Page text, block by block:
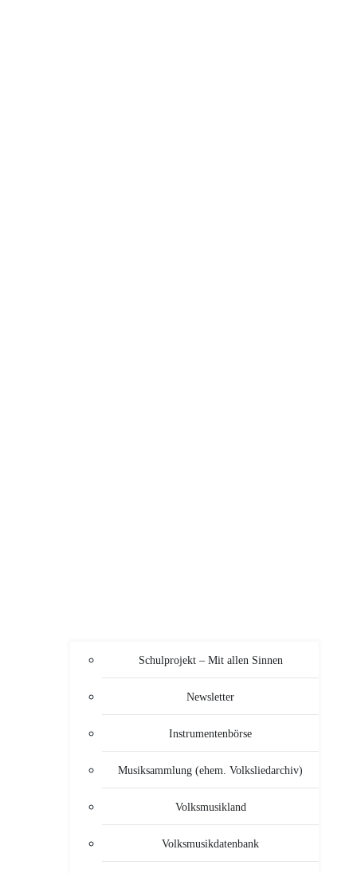
Schulprojekt – Mit allen Sinnen
Newsletter
Instrumentenbörse
Musiksammlung (ehem. Volksliedarchiv)
Volksmusikland
Volksmusikdatenbank